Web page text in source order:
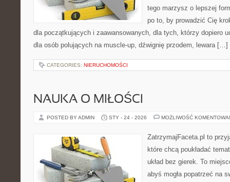
tego marzysz o lepszej
po to, by prowadzić Cię
dla początkujących i zaawansowanych, dla tych, którzy dopiero
dla osób polujących na muscle-up, dźwignię przodem, lewara […]
CATEGORIES: NIERUCHOMOŚCI
NAUKA O MIŁOŚCI
POSTED BY ADMIN STY - 24 - 2026 MOŻLIWOŚĆ
ZatrzymajFaceta.pl to
które chcą poukładać
układ bez gierek. To
abyś mogła popatrzeć na